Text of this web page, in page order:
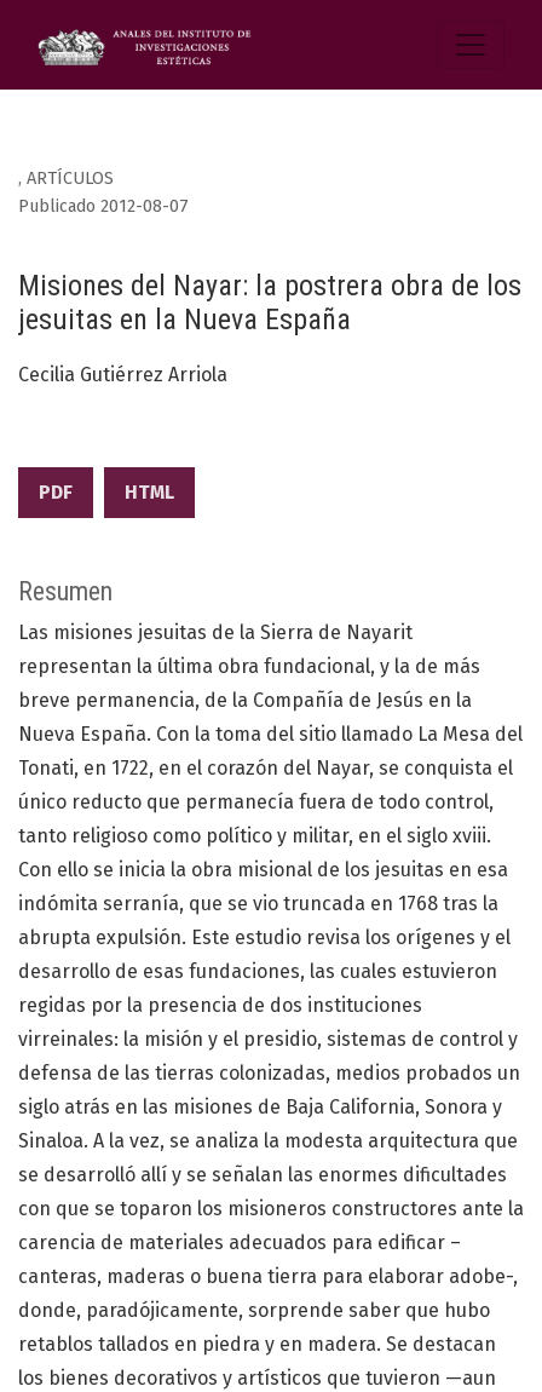
, ARTÍCULOS
Misiones del Nayar: la postrera obra de los
jesuitas en la Nueva España
Publicado 2012-08-07
Cecilia Gutiérrez Arriola
PDF HTML
Resumen
Las misiones jesuitas de la Sierra de Nayarit
representan la última obra fundacional, y la de más
breve permanencia, de la Compañía de Jesús en la
Nueva España. Con la toma del sitio llamado La Mesa del
Tonati, en 1722, en el corazón del Nayar, se conquista el
único reducto que permanecía fuera de todo control,
tanto religioso como político y militar, en el siglo xviii.
Con ello se inicia la obra misional de los jesuitas en esa
indómita serranía, que se vio truncada en 1768 tras la
abrupta expulsión. Este estudio revisa los orígenes y el
desarrollo de esas fundaciones, las cuales estuvieron
regidas por la presencia de dos instituciones
virreinales: la misión y el presidio, sistemas de control y
defensa de las tierras colonizadas, medios probados un
siglo atrás en las misiones de Baja California, Sonora y
Sinaloa. A la vez, se analiza la modesta arquitectura que
se desarrolló allí y se señalan las enormes dificultades
con que se toparon los misioneros constructores ante la
carencia de materiales adecuados para edificar –
canteras, maderas o buena tierra para elaborar adobe-,
donde, paradójicamente, sorprende saber que hubo
retablos tallados en piedra y en madera. Se destacan
los bienes decorativos y artísticos que tuvieron —aun